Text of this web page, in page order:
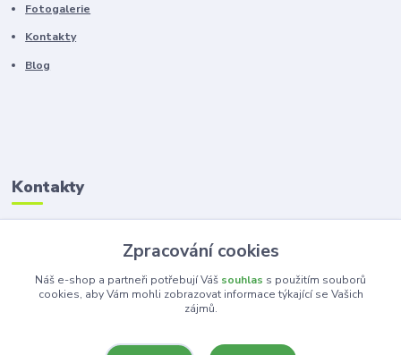
Fotogalerie
Kontakty
Blog
Kontakty
Zákaznická podpora
+420 603 100 966
(Po-Pá, 8-16 hod.)
Zpracování cookies
Náš e-shop a partneři potřebují Váš souhlas s použitím souborů
cookies, aby Vám mohli zobrazovat informace týkající se Vašich
zájmů.